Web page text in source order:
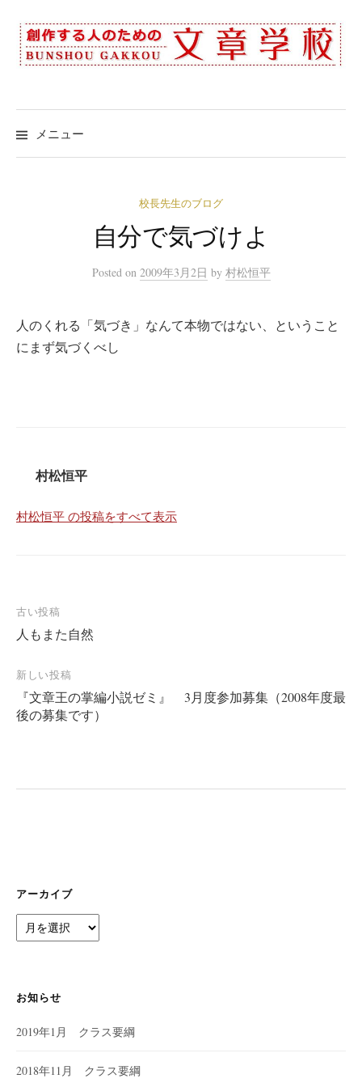
ン
テ
ス
キ
メニュー
校長先生のブログ
自分で気づけよ
Posted on 2009年3月2日 by 村松恒平
人のくれる「気づき」なんて本物ではない、ということ
にまず気づくべし
村松恒平
村松恒平 の投稿をすべて表示
投
稿
ナ
ビ
ゲ
ョ
古い投稿
人もまた自然
新しい投稿
『文章王の掌編小説ゼミ』 3月度参加募集（2008年度最
後の募集です）
アーカイブ
ー
ブ
お知らせ
2019年1月 クラス要綱
2018年11月 クラス要綱